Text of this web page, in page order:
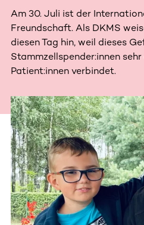
Am 30. Juli ist der
Freundschaft. Als DKMS
diesen Tag hin, weil dieses
Stammzellspender:innen
Patient:innen verbindet.